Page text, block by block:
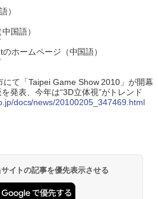
）
国語）
ホームページ（中国語）
にて「Taipei Game Show 2010」が開幕
発表、今年は“3D立体視”がトレンド
docs/news/20100205_347469.html
イトの記事を優先表示させる